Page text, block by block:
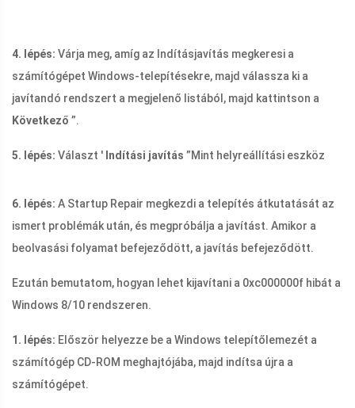
4. lépés: Várja meg, amíg az Indításjavítás megkeresi a
számítógépet Windows-telepítésekre, majd válassza ki a
javítandó rendszert a megjelenő listából, majd kattintson a
Következő ”.
5. lépés: Választ ' Indítási javítás ”Mint helyreállítási eszköz
6. lépés: A Startup Repair megkezdi a telepítés átkutatását az
ismert problémák után, és megpróbálja a javítást. Amikor a
beolvasási folyamat befejeződött, a javítás befejeződött.
Ezután bemutatom, hogyan lehet kijavítani a 0xc000000f hibát a
Windows 8/10 rendszeren.
1. lépés: Először helyezze be a Windows telepítőlemezét a
számítógép CD-ROM meghajtójába, majd indítsa újra a
számítógépet.